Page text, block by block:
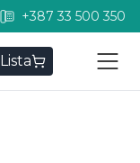
+387 33 500 350
Lista